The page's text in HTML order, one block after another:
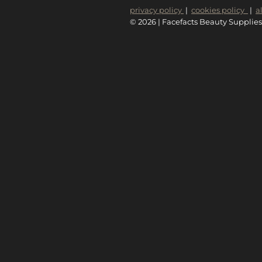
privacy policy | cookies policy |
© 2026 | Facefacts Beauty Supplies